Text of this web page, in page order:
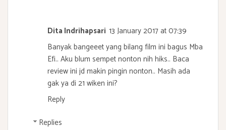
Dita Indrihapsari 13 January 2017 at 07:39
Banyak bangeeet yang bilang film ini bagus Mba
Efi.. Aku blum sempet nonton nih hiks.. Baca
review ini jd makin pingin nonton.. Masih ada
gak ya di 21 wiken ini?
Reply
Replies